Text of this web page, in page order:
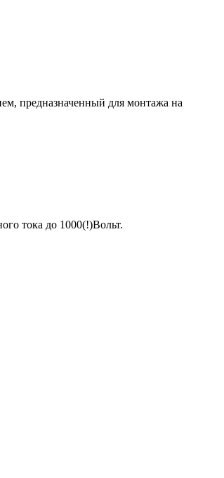
предназначенный для монтажа на
тока до 1000(!)Вольт.